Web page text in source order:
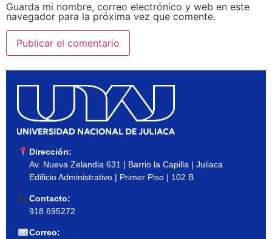
Guarda mi nombre, correo electrónico y web en este
navegador para la próxima vez que comente.
Dirección:
Av. Nueva Zelandia 631 | Barrio la Capilla | Juliaca
Edificio Administrativo | Primer Piso | 102 B
Contacto:
918 695272
Correo: